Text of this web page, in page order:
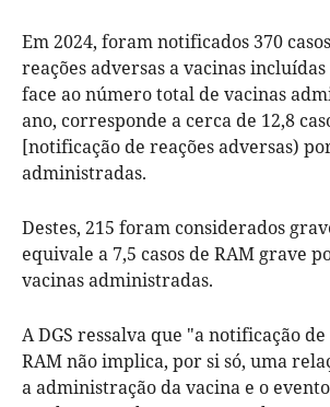
Em 2024, foram notificados 370
reações adversas a vacinas incluídas
face ao número total de vacinas
ano, corresponde a cerca de 12,8
[notificação de reações adversas)
administradas.
Destes, 215 foram considerados
equivale a 7,5 casos de RAM grave
vacinas administradas.
A DGS ressalva que "a notificação
RAM não implica, por si só, uma
a administração da vacina e o